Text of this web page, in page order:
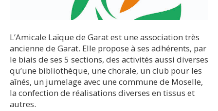
L’Amicale Laïque de Garat est une association très
ancienne de Garat. Elle propose à ses adhérents, par
le biais de ses 5 sections, des activités aussi diverses
qu’une bibliothèque, une chorale, un club pour les
aînés, un jumelage avec une commune de Moselle,
la confection de réalisations diverses en tissus et
autres.